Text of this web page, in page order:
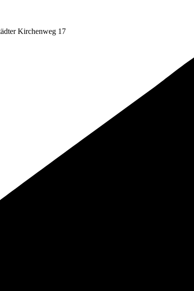
Kirchenweg 17